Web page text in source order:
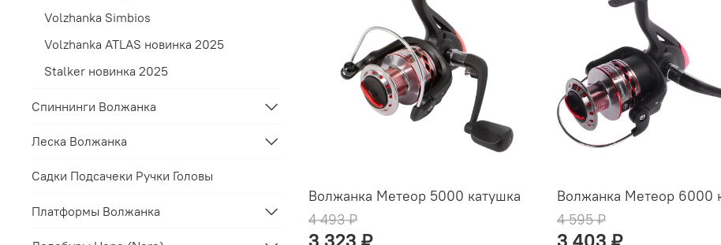
Волжанка Метеор 5000 катушка
4 493 ₽
Волжанка Метеор 6000
4 595 ₽
Volzhanka Simbios
Volzhanka ATLAS новинка 2025
Stalker новинка 2025
Спиннинги Волжанка
Леска Волжанка
Садки Подсачеки Ручки Головы
Платформы Волжанка